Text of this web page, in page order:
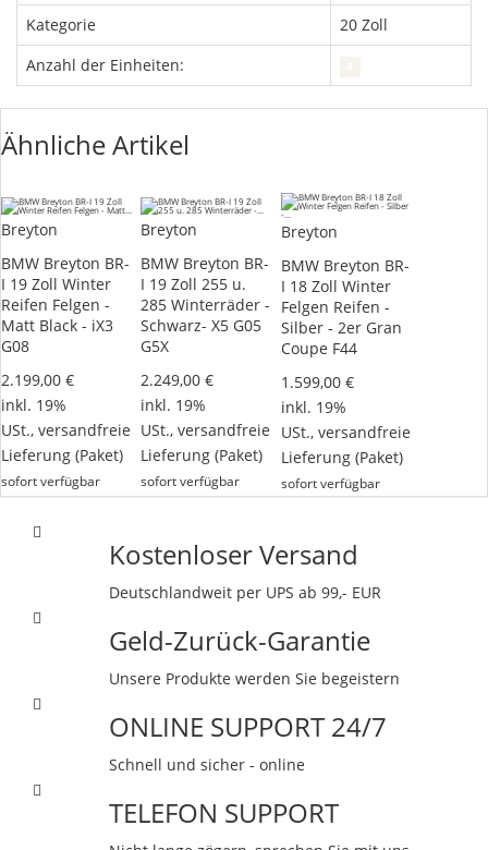
Kategorie
20 Zoll
Anzahl der Einheiten:
Ähnliche Artikel
Breyton
BMW Breyton BR-
I 19 Zoll Winter
Reifen Felgen -
Matt Black - iX3
G08
2.199,00 €
inkl. 19%
USt., versandfreie
Lieferung (Paket)
sofort verfügbar
Breyton
BMW Breyton BR-
I 19 Zoll 255 u.
285 Winterräder -
Schwarz- X5 G05
G5X
2.249,00 €
inkl. 19%
USt.,versandfreie
Lieferung (Paket)
sofort verfügbar
Breyton
BMW Breyton BR-
I 18 Zoll Winter
Felgen Reifen -
Silber - 2er Gran
Coupe F44
1.599,00 €
inkl. 19%
USt., versandfreie
Lieferung (Paket)
sofort verfügbar
Kostenloser Versand
Deutschlandweit per UPS ab 99,- EUR
Geld-Zurück-Garantie
Unsere Produkte werden Sie begeistern
ONLINE SUPPORT 24/7
Schnell und sicher - online
TELEFON SUPPORT